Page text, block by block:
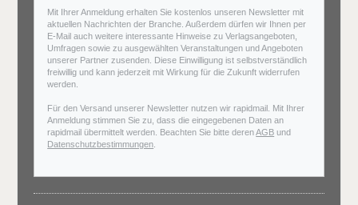
Mit Ihrer Anmeldung erhalten Sie kostenlos unseren Newsletter mit
aktuellen Nachrichten der Branche. Außerdem dürfen wir Ihnen per
E-Mail auch weitere interessante Hinweise zu Verlagsangeboten,
Umfragen sowie zu ausgewählten Veranstaltungen und Angeboten
unserer Partner zusenden. Diese Einwilligung ist selbstverständlich
freiwillig und kann jederzeit mit Wirkung für die Zukunft widerrufen
werden.
Für den Versand unserer Newsletter nutzen wir rapidmail. Mit Ihrer
Anmeldung stimmen Sie zu, dass die eingegebenen Daten an
rapidmail übermittelt werden. Beachten Sie bitte derenAGB und
Datenschutzbestimmungen